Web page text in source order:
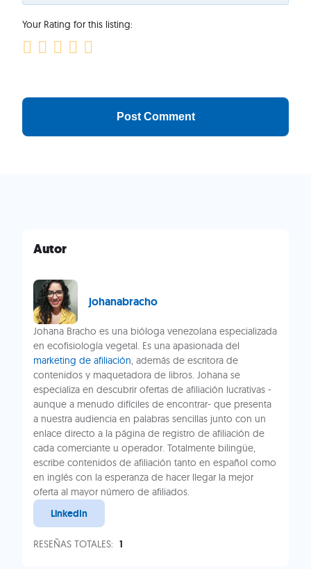
Your Rating for this listing:
Autor
johanabracho
Johana Bracho es una bióloga venezolana especializada
en ecofisiología vegetal. Es una apasionada del
marketing de afiliación, además de escritora de
contenidos y maquetadora de libros. Johana se
especializa en descubrir ofertas de afiliación lucrativas -
aunque a menudo difíciles de encontrar- que presenta
a nuestra audiencia en palabras sencillas junto con un
enlace directo a la página de registro de afiliación de
cada comerciante u operador. Totalmente bilingüe,
escribe contenidos de afiliación tanto en español como
en inglés con la esperanza de hacer llegar la mejor
oferta al mayor número de afiliados.
LinkedIn
RESEÑAS TOTALES: 1